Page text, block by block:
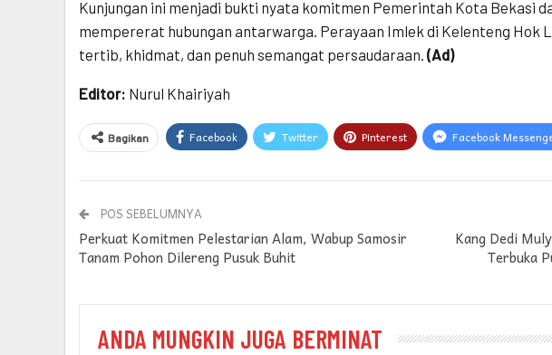
Kunjungan ini menjadi bukti nyata komitmen Pemerintah Kota Bekasi
mempererat hubungan antarwarga. Perayaan Imlek di Kelenteng Hok
tertib, khidmat, dan penuh semangat persaudaraan. (Ad)
Editor: Nurul Khairiyah
Bagikan Facebook Twitter Pinterest Facebook
POS SEBELUMNYA
Perkuat Komitmen Pelestarian Alam, Wabup Samosir
Tanam Pohon Dilereng Pusuk Buhit
Kang Dedi
Terbuka
ANDA MUNGKIN JUGA BERMINAT